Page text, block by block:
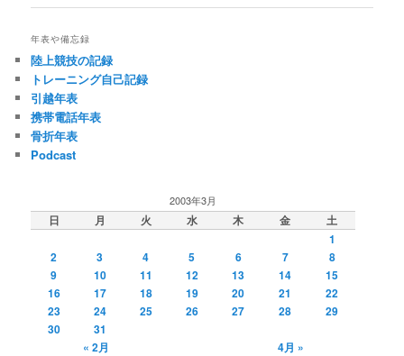
ナ
ビ
ゲ
ー
シ
ョ
ン
年表や備忘録
陸上競技の記録
トレーニング自己記録
引越年表
携帯電話年表
骨折年表
Podcast
2003年3月
日 月 火 水 木 金
土
1
2
3 4 5 6 7
8
9
10 11 12 13 14
15
16
17 18 19 20 21
22
23
24 25 26 27 28
29
30
31
« 2月
4月 »